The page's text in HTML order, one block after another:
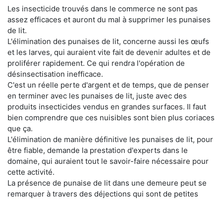
Les insecticide trouvés dans le commerce ne sont pas
assez efficaces et auront du mal à supprimer les punaises
de lit.
L'élimination des punaises de lit, concerne aussi les œufs
et les larves, qui auraient vite fait de devenir adultes et de
proliférer rapidement. Ce qui rendra l'opération de
désinsectisation inefficace.
C'est un réelle perte d'argent et de temps, que de penser
en terminer avec les punaises de lit, juste avec des
produits insecticides vendus en grandes surfaces. Il faut
bien comprendre que ces nuisibles sont bien plus coriaces
que ça.
L'élimination de manière définitive les punaises de lit, pour
être fiable, demande la prestation d'experts dans le
domaine, qui auraient tout le savoir-faire nécessaire pour
cette activité.
La présence de punaise de lit dans une demeure peut se
remarquer à travers des déjections qui sont de petites